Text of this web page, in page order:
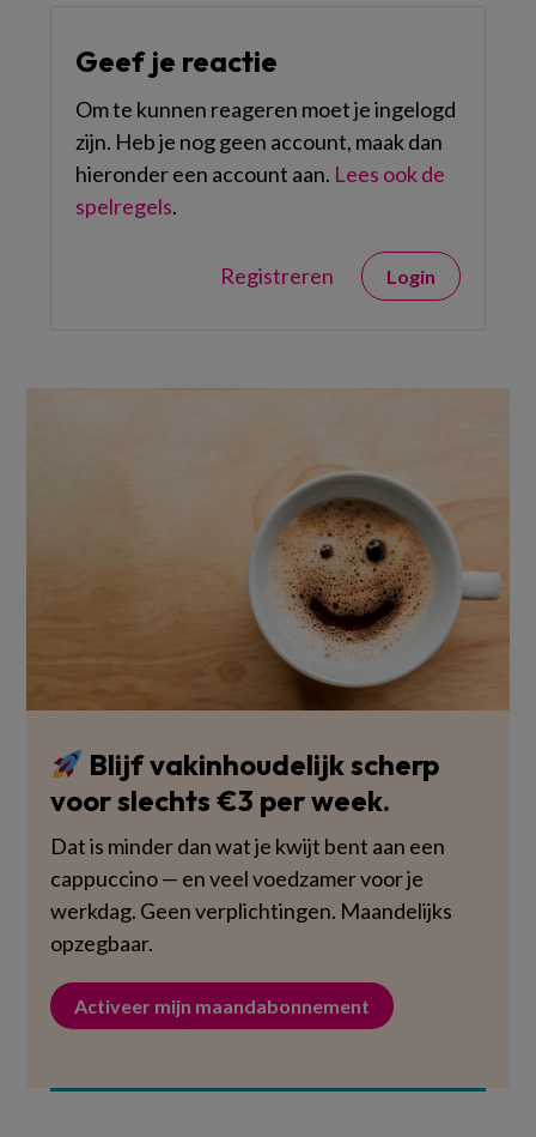
Geef je reactie
Om te kunnen reageren moet je ingelogd
zijn. Heb je nog geen account, maak dan
hieronder een account aan. Lees ook de
spelregels.
Registreren Login
Blijf vakinhoudelijk scherp
voor slechts €3 per week.
Dat is minder dan wat je kwijt bent aan een
cappuccino — en veel voedzamer voor je
werkdag. Geen verplichtingen. Maandelijks
opzegbaar.
Activeer mijn maandabonnement